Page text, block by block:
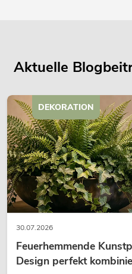
Aktuelle
30.07.2026
Feuerhemmende
Design perfekt
DEKORATION